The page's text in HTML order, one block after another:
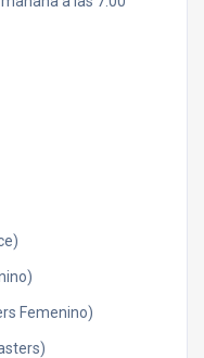
Femenino)